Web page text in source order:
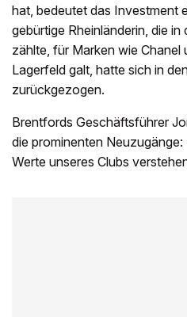
hat, bedeutet das Investment
gebürtige Rheinländerin, die
zählte, für Marken wie
Lagerfeld galt, hatte sich in
zurückgezogen.
Brentfords Geschäftsführer
die prominenten
Werte unseres Clubs